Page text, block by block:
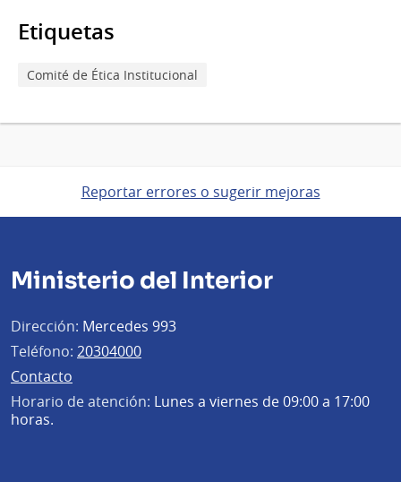
Etiquetas
Comité de Ética Institucional
Reportar errores o sugerir mejoras
Ministerio del Interior
Dirección: Mercedes 993
Teléfono: 20304000
Contacto
Horario de atención: Lunes a viernes de 09:00 a 17:00
horas.